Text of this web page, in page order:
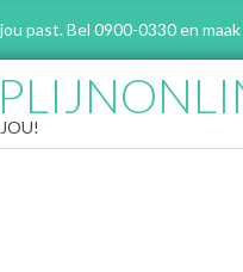
past. Bel 0900-0330 en